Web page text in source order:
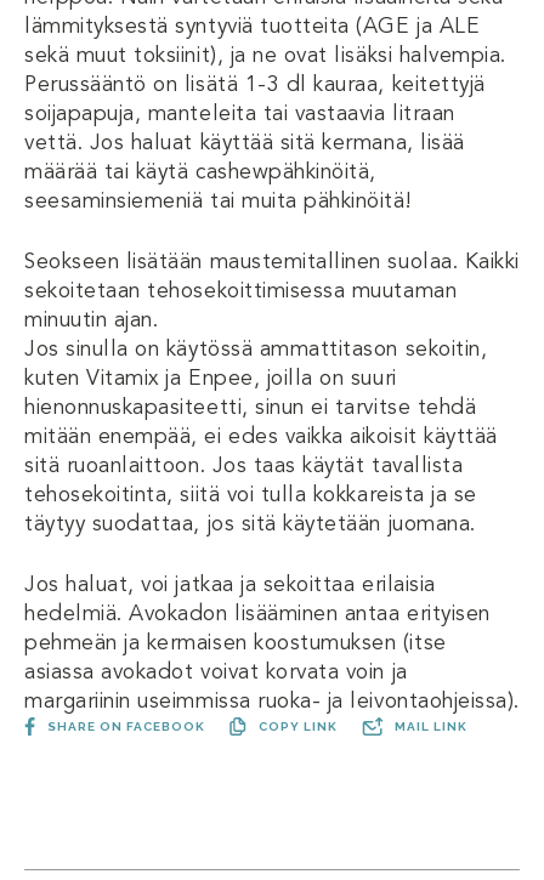
lämmityksestä syntyviä tuotteita (AGE ja ALE
sekä muut toksiinit), ja ne ovat lisäksi halvempia.
Perussääntö on lisätä 1-3 dl kauraa, keitettyjä
soijapapuja, manteleita tai vastaavia litraan
vettä. Jos haluat käyttää sitä kermana, lisää
määrää tai käytä cashewpähkinöitä,
seesaminsiemeniä tai muita pähkinöitä!
Seokseen lisätään maustemitallinen suolaa. Kaikki
sekoitetaan tehosekoittimisessa muutaman
minuutin ajan.
Jos sinulla on käytössä ammattitason sekoitin,
kuten Vitamix ja Enpee, joilla on suuri
hienonnuskapasiteetti, sinun ei tarvitse tehdä
mitään enempää, ei edes vaikka aikoisit käyttää
sitä ruoanlaittoon. Jos taas käytät tavallista
tehosekoitinta, siitä voi tulla kokkareista ja se
täytyy suodattaa, jos sitä käytetään juomana.
Jos haluat, voi jatkaa ja sekoittaa erilaisia ​​
hedelmiä. Avokadon lisääminen antaa erityisen
pehmeän ja kermaisen koostumuksen (itse
asiassa avokadot voivat korvata voin ja
margariinin useimmissa ruoka- ja leivontaohjeissa).
SHARE ON FACEBOOK COPY LINK MAIL LINK